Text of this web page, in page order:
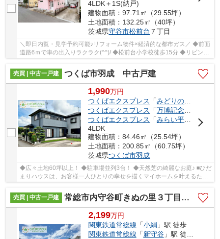
4LDK＋1S(納戸)
建物面積：97.71㎡（29.55坪）
土地面積：132.25㎡（40坪）
茨城県守谷市松前台 ７丁目
＼即日内覧・見学予約可能♪リフォーム物件×経済的な都市ガス／ ◆前面
道路6ｍで車の出入りラクラク(^^)/ ◆松前台小学校徒歩15分 ◆リビング
売買 | 中古一戸建
つくば市羽成 中古戸建
1,990万円
つくばエクスプレス
「みどりの」駅 徒歩
つくばエクスプレス
「万博記念公園
つくばエクスプレス
「みらい平」駅 徒歩
4LDK
建物面積：84.46㎡（25.54坪）
土地面積：200.85㎡（60.75坪）
茨城県つくば市羽成
◆広々土地60坪以上！ ◆駐車場並列3台！ ◆天然芝の綺麗なお庭♪ ■ひだ
まりハウスは、お客様一人ひとりの幸せを描くマイホームを叶えるため
売買 | 中古一戸建
常総市内守谷町きぬの里３丁目 中古戸建
2,199万円
関東鉄道常総線 「小絹」駅 徒歩30分
関東鉄道常総線 「新守谷」駅 徒歩51分